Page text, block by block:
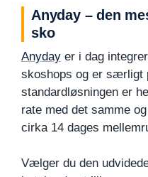
Anyday – den
sko
Anyday er i dag
skoshops og er særligt
standardløsningen er
rate med det samme
cirka 14 dages
Vælger du den